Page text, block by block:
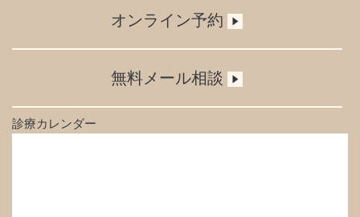
オンライン予約
無料メール相談
診療カレンダー